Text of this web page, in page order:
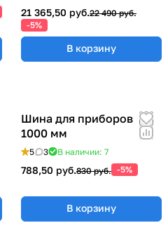
21 365,50 руб.22 490 руб.
-5%
В корзину
Шина для приборов
1000 мм
5 3 В наличии: 7
788,50 руб.830 руб. -5%
В корзину